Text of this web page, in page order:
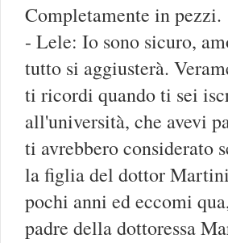
Completamente in pezzi.
- Lele: Io sono sicuro,
tutto si aggiusterà.
ti ricordi quando ti sei
all'università, che avevi
ti avrebbero considerato
la figlia del dottor
pochi anni ed eccomi
padre della dottoressa